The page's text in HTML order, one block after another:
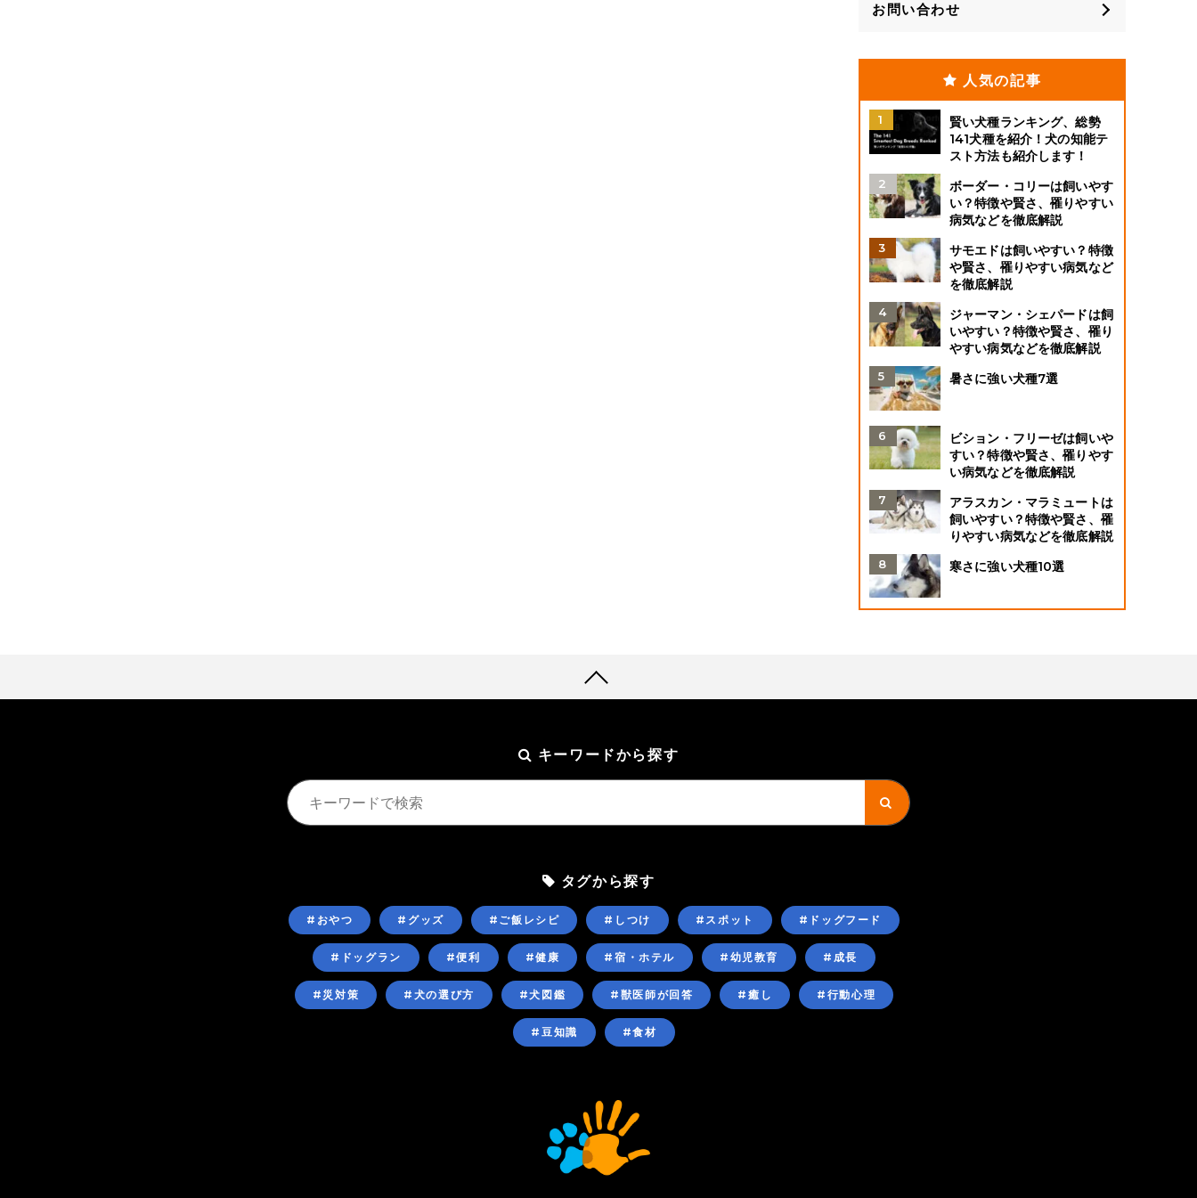
お問い合わせ
人気の記事
賢い犬種ランキング、総勢
141犬種を紹介！犬の知能テ
スト方法も紹介します！
ボーダー・コリーは飼いやす
い？特徴や賢さ、罹りやすい
病気などを徹底解説
サモエドは飼いやすい？特徴
や賢さ、罹りやすい病気など
を徹底解説
ジャーマン・シェパードは飼
いやすい？特徴や賢さ、罹り
やすい病気などを徹底解説
暑さに強い犬種7選
ビション・フリーゼは飼いや
すい？特徴や賢さ、罹りやす
い病気などを徹底解説
アラスカン・マラミュートは
飼いやすい？特徴や賢さ、罹
りやすい病気などを徹底解説
寒さに強い犬種10選
キーワードから探す
タグから探す
#おやつ #グッズ #ご飯レシピ #しつけ #スポット #ドッグフード
#ドッグラン #便利 #健康 #宿・ホテル #幼児教育 #成長
#災対策 #犬の選び方 #犬図鑑 #獣医師が回答 #癒し #行動心理
#豆知識 #食材